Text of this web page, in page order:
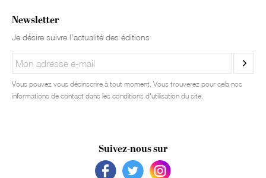
Newsletter
Je désire suivre l’actualité des éditions
Vous pouvez vous désinscrire à tout moment. Vous trouverez pour cela nos
informations de contact dans les conditions d'utilisation du site.
Suivez-nous sur